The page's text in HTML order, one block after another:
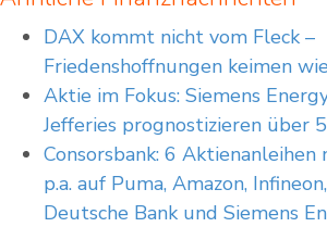
DAX kommt nicht vom Fleck –
Friedenshoffnungen keimen
Aktie im Fokus: Siemens
Jefferies prognostizieren über
Consorsbank: 6 Aktienanleihen
p.a. auf Puma, Amazon,
Deutsche Bank und Siemens